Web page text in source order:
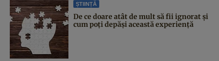
ȘTIINȚĂ
De ce doare atât de mult să fii ignorat și
cum poți depăși această experiență